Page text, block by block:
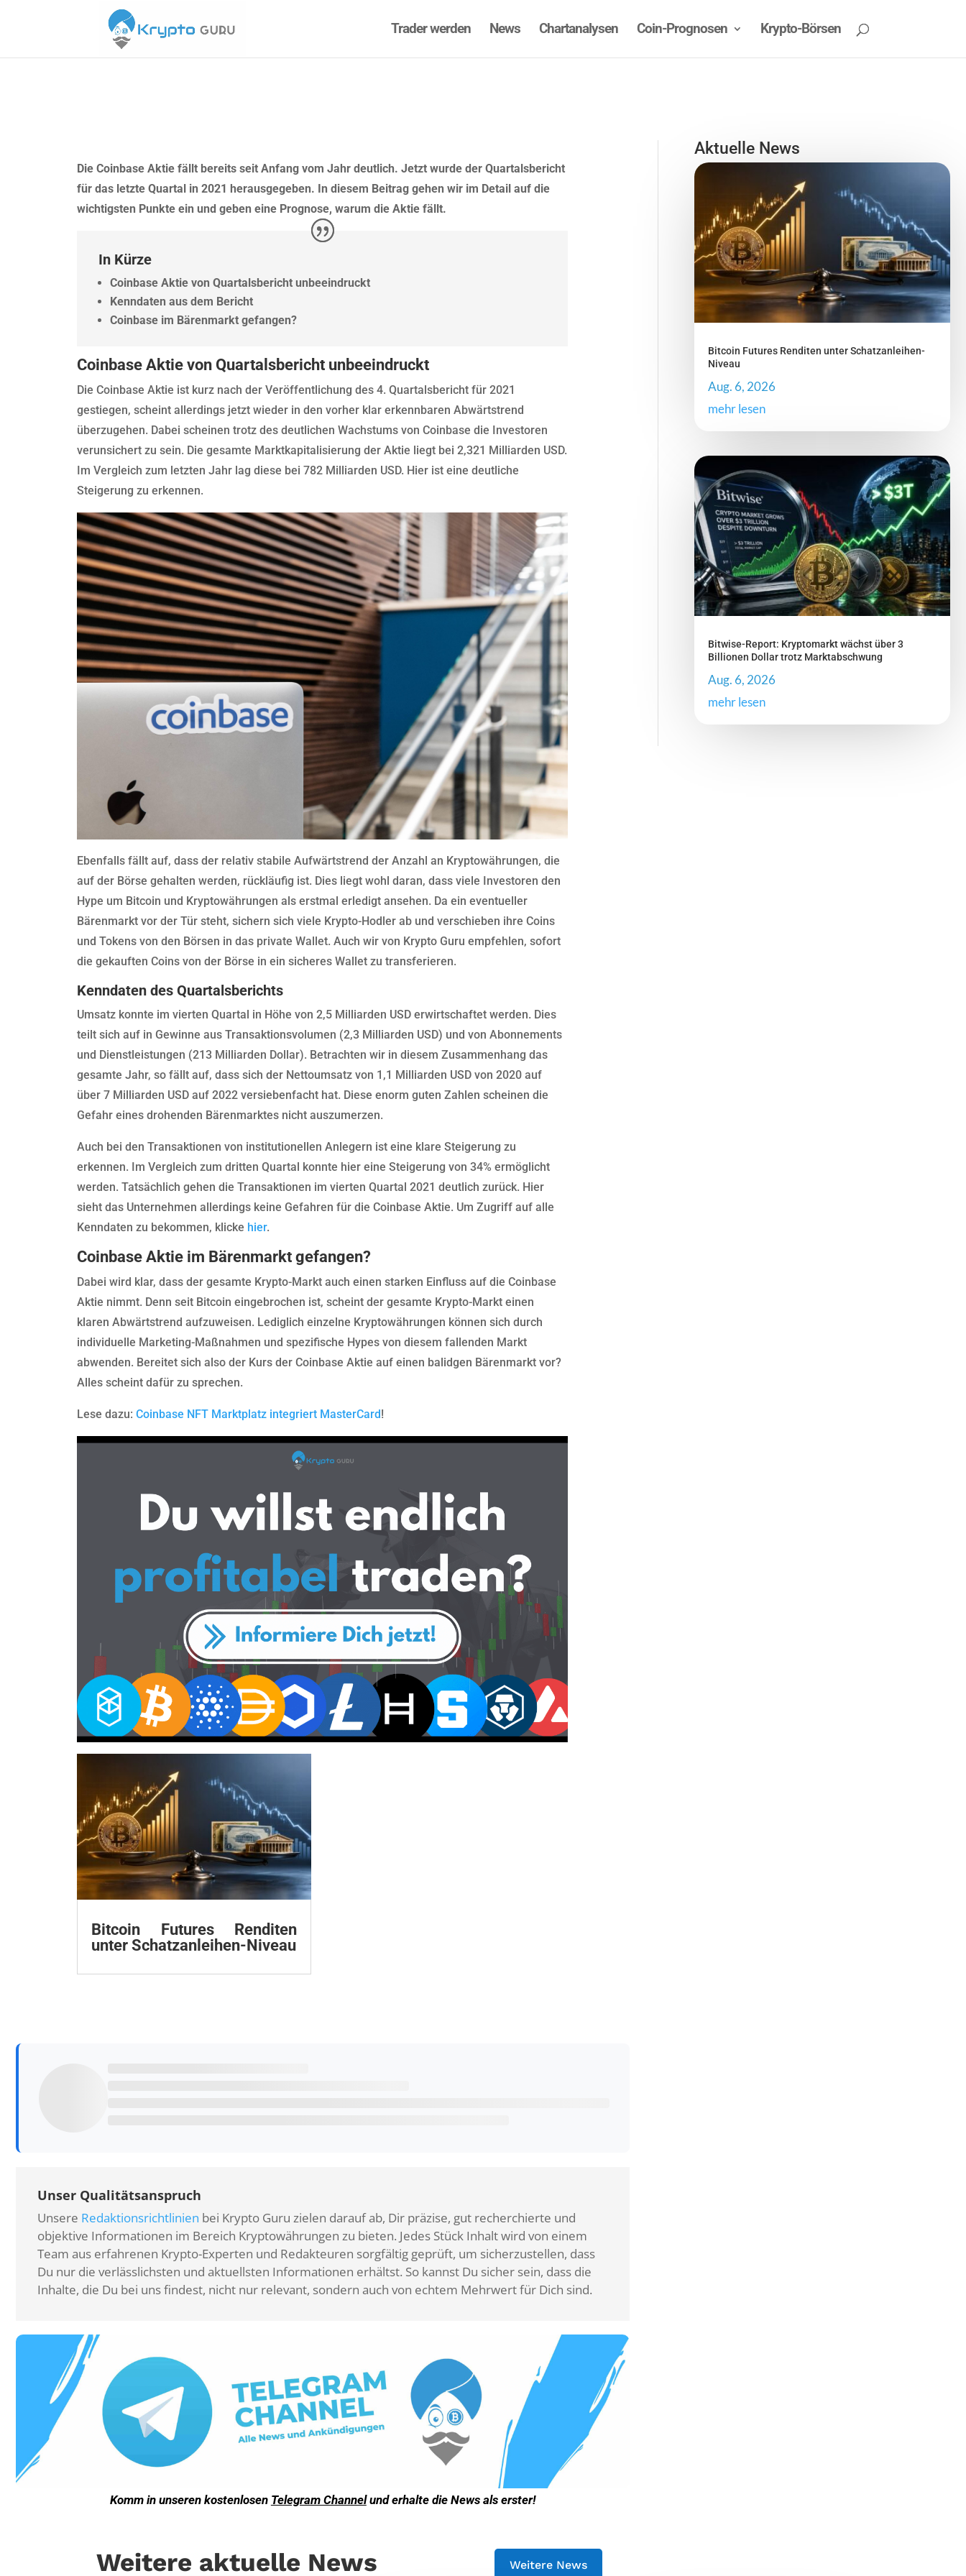
Trader werden News Chartanalysen Coin-Prognosen Krypto-Börsen
Die Coinbase Aktie fällt bereits seit Anfang vom Jahr deutlich. Jetzt wurde der Quartalsbericht
für das letzte Quartal in 2021 herausgegeben. In diesem Beitrag gehen wir im Detail auf die
wichtigsten Punkte ein und geben eine Prognose, warum die Aktie fällt.
In Kürze
Coinbase Aktie von Quartalsbericht unbeeindruckt
Kenndaten aus dem Bericht
Coinbase im Bärenmarkt gefangen?
Coinbase Aktie von Quartalsbericht unbeeindruckt
Die Coinbase Aktie ist kurz nach der Veröffentlichung des 4. Quartalsbericht für 2021
gestiegen, scheint allerdings jetzt wieder in den vorher klar erkennbaren Abwärtstrend
überzugehen. Dabei scheinen trotz des deutlichen Wachstums von Coinbase die Investoren
verunsichert zu sein. Die gesamte Marktkapitalisierung der Aktie liegt bei 2,321 Milliarden USD.
Im Vergleich zum letzten Jahr lag diese bei 782 Milliarden USD. Hier ist eine deutliche
Steigerung zu erkennen.
Ebenfalls fällt auf, dass der relativ stabile Aufwärtstrend der Anzahl an Kryptowährungen, die
auf der Börse gehalten werden, rückläufig ist. Dies liegt wohl daran, dass viele Investoren den
Hype um Bitcoin und Kryptowährungen als erstmal erledigt ansehen. Da ein eventueller
Bärenmarkt vor der Tür steht, sichern sich viele Krypto-Hodler ab und verschieben ihre Coins
und Tokens von den Börsen in das private Wallet. Auch wir von Krypto Guru empfehlen, sofort
die gekauften Coins von der Börse in ein sicheres Wallet zu transferieren.
Kenndaten des Quartalsberichts
Umsatz konnte im vierten Quartal in Höhe von 2,5 Milliarden USD erwirtschaftet werden. Dies
teilt sich auf in Gewinne aus Transaktionsvolumen (2,3 Milliarden USD) und von Abonnements
und Dienstleistungen (213 Milliarden Dollar). Betrachten wir in diesem Zusammenhang das
gesamte Jahr, so fällt auf, dass sich der Nettoumsatz von 1,1 Milliarden USD von 2020 auf
über 7 Milliarden USD auf 2022 versiebenfacht hat. Diese enorm guten Zahlen scheinen die
Gefahr eines drohenden Bärenmarktes nicht auszumerzen.
Auch bei den Transaktionen von institutionellen Anlegern ist eine klare Steigerung zu
erkennen. Im Vergleich zum dritten Quartal konnte hier eine Steigerung von 34% ermöglicht
werden. Tatsächlich gehen die Transaktionen im vierten Quartal 2021 deutlich zurück. Hier
sieht das Unternehmen allerdings keine Gefahren für die Coinbase Aktie. Um Zugriff auf alle
Kenndaten zu bekommen, klicke hier.
Coinbase Aktie im Bärenmarkt gefangen?
Dabei wird klar, dass der gesamte Krypto-Markt auch einen starken Einfluss auf die Coinbase
Aktie nimmt. Denn seit Bitcoin eingebrochen ist, scheint der gesamte Krypto-Markt einen
klaren Abwärtstrend aufzuweisen. Lediglich einzelne Kryptowährungen können sich durch
individuelle Marketing-Maßnahmen und spezifische Hypes von diesem fallenden Markt
abwenden. Bereitet sich also der Kurs der Coinbase Aktie auf einen balidgen Bärenmarkt vor?
Alles scheint dafür zu sprechen.
Lese dazu:Coinbase NFT Marktplatz integriert MasterCard!
Bitcoin Futures Renditen
unter Schatzanleihen-Niveau
Unser Qualitätsanspruch
Unsere Redaktionsrichtlinien bei Krypto Guru zielen darauf ab, Dir präzise, gut recherchierte und
objektive Informationen im Bereich Kryptowährungen zu bieten. Jedes Stück Inhalt wird von einem
Team aus erfahrenen Krypto-Experten und Redakteuren sorgfältig geprüft, um sicherzustellen, dass
Du nur die verlässlichsten und aktuellsten Informationen erhältst. So kannst Du sicher sein, dass die
Inhalte, die Du bei uns findest, nicht nur relevant, sondern auch von echtem Mehrwert für Dich sind.
Komm in unseren kostenlosen Telegram Channelund erhalte die News als erster!
Aktuelle News
Bitcoin Futures Renditen unter Schatzanleihen-
Niveau
Aug. 6, 2026
mehr lesen
Bitwise-Report: Kryptomarkt wächst über 3
Billionen Dollar trotz Marktabschwung
Aug. 6, 2026
mehr lesen
Weitere aktuelle News Weitere News